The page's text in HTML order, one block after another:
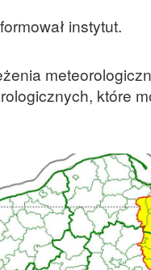
instytut.
które